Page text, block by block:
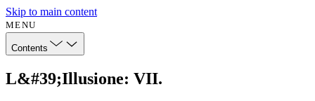
Skip to main content
MENU
Contents
L&#39;Illusione: VII.